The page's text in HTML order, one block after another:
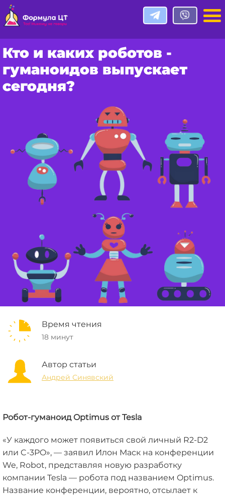
Кто и каких роботов -
гуманоидов выпускает
сегодня?
Время чтения
18 минут
Автор статьи
Андрей Синявский
Робот-гуманоид Optimus от Tesla
«У каждого может появиться свой личный R2-D2
или C-3PO», — заявил Илон Маск на конференции
We, Robot, представляя новую разработку
компании Tesla — робота под названием Optimus.
Название конференции, вероятно, отсылает к